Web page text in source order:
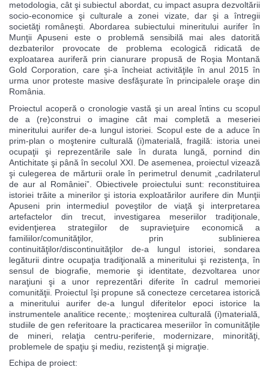
metodologia, cât şi subiectul abordat, cu impact asupra dezvoltării
socio-economice şi culturale a zonei vizate, dar şi a întregii
societăţi româneşti. Abordarea subiectului mineritului aurifer în
Munţii Apuseni este o problemă sensibilă mai ales datorită
dezbaterilor provocate de problema ecologică ridicată de
exploatarea auriferă prin cianurare propusă de Roşia Montană
Gold Corporation, care şi-a încheiat activităţile în anul 2015 în
urma unor proteste masive desfăşurate în principalele oraşe din
România.
Proiectul acoperă o cronologie vastă şi un areal întins cu scopul
de a (re)construi o imagine cât mai completă a meseriei
mineritului aurifer de-a lungul istoriei. Scopul este de a aduce în
prim-plan o moştenire culturală (i)materială, fragilă: istoria unei
ocupaţii şi reprezentările sale în durata lungă, pornind din
Antichitate şi până în secolul XXI. De asemenea, proiectul vizează
şi culegerea de mărturii orale în perimetrul denumit „cadrilaterul
de aur al României”. Obiectivele proiectului sunt: reconstituirea
istoriei trăite a minerilor şi istoria exploatărilor aurifere din Munţii
Apuseni prin intermediul poveştilor de viaţă şi interpretarea
artefactelor din trecut, investigarea meseriilor tradiţionale,
evidenţierea strategiilor de supravieţuire economică a
familiilor/comunităţilor, prin sublinierea
continuităţilor/discontinuităţilor de-a lungul istoriei, sondarea
legăturii dintre ocupaţia tradiţională a mineritului şi rezistenţa, în
sensul de biografie, memorie şi identitate, dezvoltarea unor
naraţiuni şi a unor reprezentări diferite în cadrul memoriei
comunităţii. Proiectul îşi propune să conecteze cercetarea istorică
a mineritului aurifer de-a lungul diferitelor epoci istorice la
instrumentele analitice recente,: moştenirea culturală (i)materială,
studiile de gen referitoare la practicarea meseriilor în comunităţile
de mineri, relaţia centru-periferie, modernizare, minorităţi,
problemele de spaţiu şi mediu, rezistenţă şi migraţie.
Echipa de proiect: